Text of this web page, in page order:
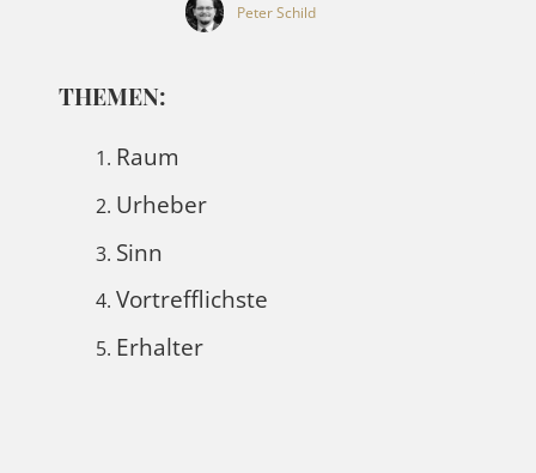
Peter Schild
THEMEN:
Raum
Urheber
Sinn
Vortrefflichste
Erhalter